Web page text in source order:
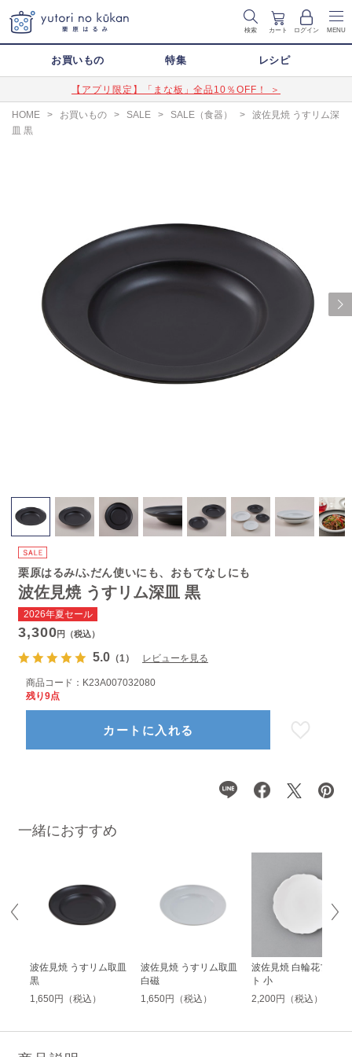
検索 カート ログイン MENU
お買いもの 特集 レシピ
【アプリ限定】「まな板」全品10％OFF！ ＞
HOME > お買いもの > SALE > SALE（食器） >
波佐見焼 うすリム深
皿 黒
Next
一緒におすすめ
波佐見焼 うすリム取皿
黒
1,650円（税込）
波佐見焼 うすリム取皿
白磁
1,650円（税込）
波佐見焼 白輪花プレー
ト 小
2,200円（税込）
波佐見焼 うすリム深皿 黒
栗原はるみ/ふだん使いにも、おもてなしにも
2026年夏セール
3,300円（税込）
5.0（1） レビューを見る
商品コード： K23A007032080
残り9点
カートに入れる